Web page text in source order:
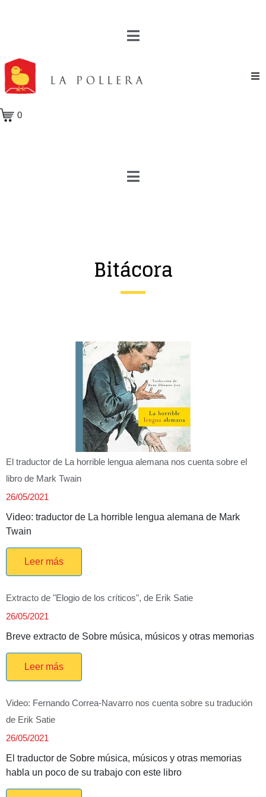
0
Bitácora
El traductor de La horrible lengua alemana nos cuenta sobre el
libro de Mark Twain
26/05/2021
Video: traductor de La horrible lengua alemana de Mark
Twain
Leer más
Extracto de "Elogio de los críticos", de Erik Satie
26/05/2021
Breve extracto de Sobre música, músicos y otras memorias
Leer más
Video: Fernando Correa-Navarro nos cuenta sobre su tradución
de Erik Satie
26/05/2021
El traductor de Sobre música, músicos y otras memorias
habla un poco de su trabajo con este libro